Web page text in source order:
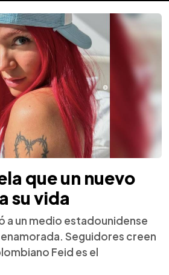
que un nuevo
su vida
a un medio estadounidense
Seguidores creen
Feid es el